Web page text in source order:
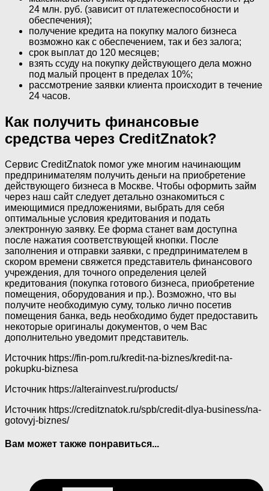
24 млн. руб. (зависит от платежеспособности и
обеспечения);
получение кредита на покупку малого бизнеса
возможно как с обеспечением, так и без залога;
срок выплат до 120 месяцев;
взять ссуду на покупку действующего дела можно
под малый процент в пределах 10%;
рассмотрение заявки клиента происходит в течение
24 часов.
Как получить финансовые
средства через CreditZnatok?
Сервис CreditZnatok помог уже многим начинающим
предпринимателям получить деньги на приобретение
действующего бизнеса в Москве. Чтобы оформить займ
через наш сайт следует детально ознакомиться с
имеющимися предложениями, выбрать для себя
оптимальные условия кредитования и подать
электронную заявку. Ее форма станет вам доступна
после нажатия соответствующей кнопки. После
заполнения и отправки заявки, с предпринимателем в
скором времени свяжется представитель финансового
учреждения, для точного определения целей
кредитования (покупка готового бизнеса, приобретение
помещения, оборудования и пр.). Возможно, что вы
получите необходимую суму, только лично посетив
помещения банка, ведь необходимо будет предоставить
некоторые оригиналы документов, о чем Вас
дополнительно уведомит представитель.
Источник https://fin-pom.ru/kredit-na-biznes/kredit-na-
pokupku-biznesa
Источник https://alterainvest.ru/products/
Источник https://creditznatok.ru/spb/credit-dlya-business/na-
gotovyj-biznes/
Вам может также понравиться...